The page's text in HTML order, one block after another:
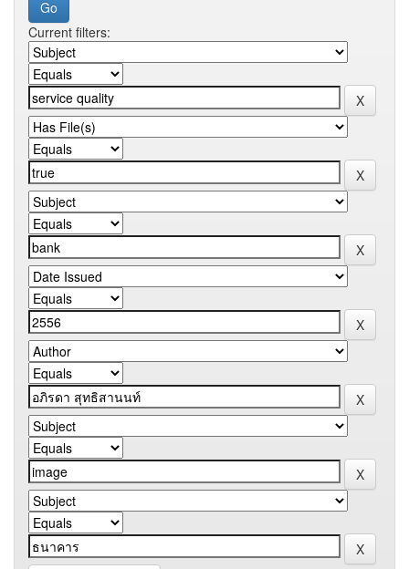
Current filters: